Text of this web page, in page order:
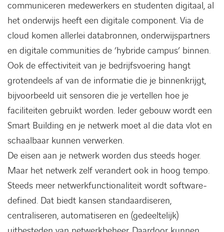
communiceren medewerkers en studenten digitaal, al
het onderwijs heeft een digitale component. Via de
cloud komen allerlei databronnen, onderwijspartners
en digitale communities de ‘hybride campus’ binnen.
Ook de effectiviteit van je bedrijfsvoering hangt
grotendeels af van de informatie die je binnenkrijgt,
bijvoorbeeld uit sensoren die je vertellen hoe je
faciliteiten gebruikt worden. Ieder gebouw wordt een
Smart Building en je netwerk moet al die data vlot en
schaalbaar kunnen verwerken.
De eisen aan je netwerk worden dus steeds hoger.
Maar het netwerk zelf verandert ook in hoog tempo.
Steeds meer netwerkfunctionaliteit wordt software-
defined. Dat biedt kansen standaardiseren,
centraliseren, automatiseren en (gedeeltelijk)